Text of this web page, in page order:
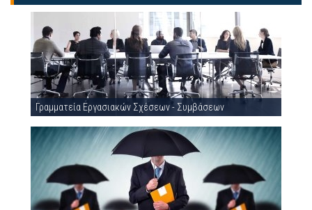
Γραμματεία Εργασιακών Σχέσεων - Συμβάσεων